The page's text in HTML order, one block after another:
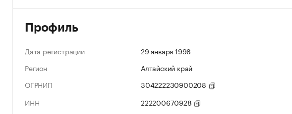
Профиль
Дата регистрации
29 января 1998
Регион
Алтайский край
ОГРНИП
304222230900208
ИНН
222200670928